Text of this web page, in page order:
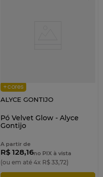
+cores
ALYCE GONTIJO
Pó Velvet Glow - Alyce
Gontijo
A partir de
R$ 128,16no PIX à vista
(ou em até 4x R$ 33,72)